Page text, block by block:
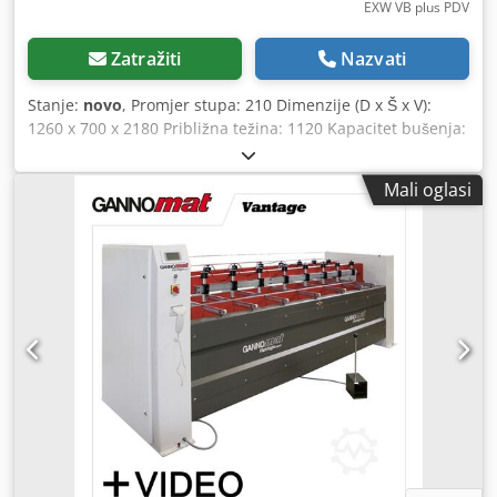
EXW VB plus PDV
Zatražiti Nazvati
Stanje: novo, Promjer stupa: 210 Dimenzije (D x Š x V):
1260 x 700 x 2180 Približna težina: 1120 Kapacitet bušenja:
Čelik (S235JR) - 32 Promjer stupa: 210 Veličina T-utora stola
za bušenje: 19 Razmak T-utora stola za bušenje: 171
Duljina steznog stola: 600 Visina steznog stola: 380
Potrošnja energije: 3 Maksimalna udaljenost između
vretena i stola za bušenje: 1060 Raspon brzina: 73 - 1247
Broj raspona brzina: 6 OPTIdrill RD 4 Precizne, čvrste
radijalne bušilice vrhunske kvalitete. Idealne za svestranu
upotrebu u pojedinačnoj i serijskoj proizvodnji. - Svestran
raspon primjene, kao što su bušenje, razvrtanje i
narezivanje navoja - Motor s električnom kočnicom - 24V
DC električni sustav i 2-kanalni sigurnosni lanac prema DIN
EN 12717 - Teški, čvrsti, visokokvalitetni lijevani željez -
Širok doseg zahvaljujući horizontalno podesivoj glavi stroja
- Pregledno raspoređena upravljačka ploča - Glatko
pokretne osi za okretanje i pomicanje - Detaljno obrađena
Mali oglasi